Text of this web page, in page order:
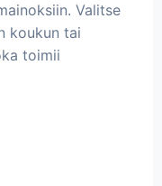
Valitse
koukun tai
toimii